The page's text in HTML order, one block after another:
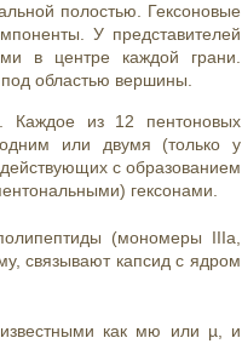
полостью. Гексоновые
У представителей
в центре каждой грани.
областью вершины.
Каждое из 12 пентоновых
или двумя (только у
с образованием
гексонами.
(мономеры IIIa,
связывают капсид с ядром
как мю или µ, и